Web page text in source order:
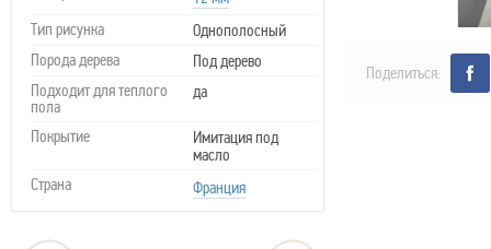
Тип рисунка
Однополосный
Порода дерева
Под дерево
Подходит для теплого
пола
да
Покрытие
Имитация под
масло
Страна
Франция
Поделиться: